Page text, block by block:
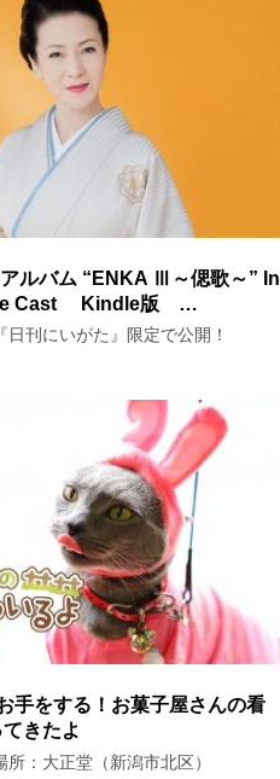
ルバム “ENKA Ⅲ～偲歌～” In
Cast Kindle版 …
日刊にいがた』限定で公開！
手をする！お菓子屋さんの看
きたよ
所：大正堂（新潟市北区）